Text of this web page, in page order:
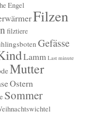
Engel
Filzen
filztiere
Gefässe
Lamm Last minute
Mutter
Ostern
Sommer